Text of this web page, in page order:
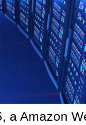
a Amazon